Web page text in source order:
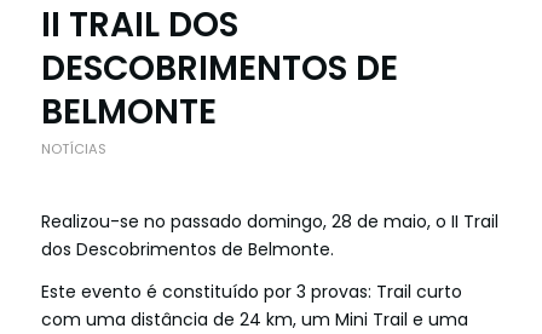
II TRAIL DOS
DESCOBRIMENTOS DE
BELMONTE
NOTÍCIAS
Realizou-se no passado domingo, 28 de maio, o II Trail
dos Descobrimentos de Belmonte.
Este evento é constituído por 3 provas: Trail curto
com uma distância de 24 km, um Mini Trail e uma